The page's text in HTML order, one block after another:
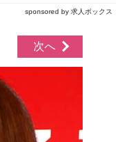
sponsored by 求人ボックス
次へ